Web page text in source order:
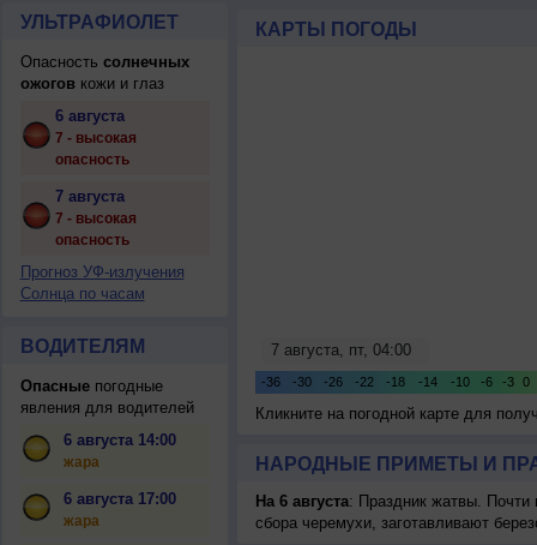
УЛЬТРАФИОЛЕТ
Опасность солнечных
ожоговкожи и глаз
6 августа
7 - высокая
опасность
7 августа
7 - высокая
опасность
Прогноз УФ-излучения
Солнца по часам
ВОДИТЕЛЯМ
Опасныепогодные
явления для водителей
6 августа 14:00
жара
6 августа 17:00
жара
КАРТЫ ПОГОДЫ
Кликните на погодной карте для
НАРОДНЫЕ ПРИМЕТЫ И
На 6 августа: Праздник жатвы. Почти
сбора черемухи, заготавливают